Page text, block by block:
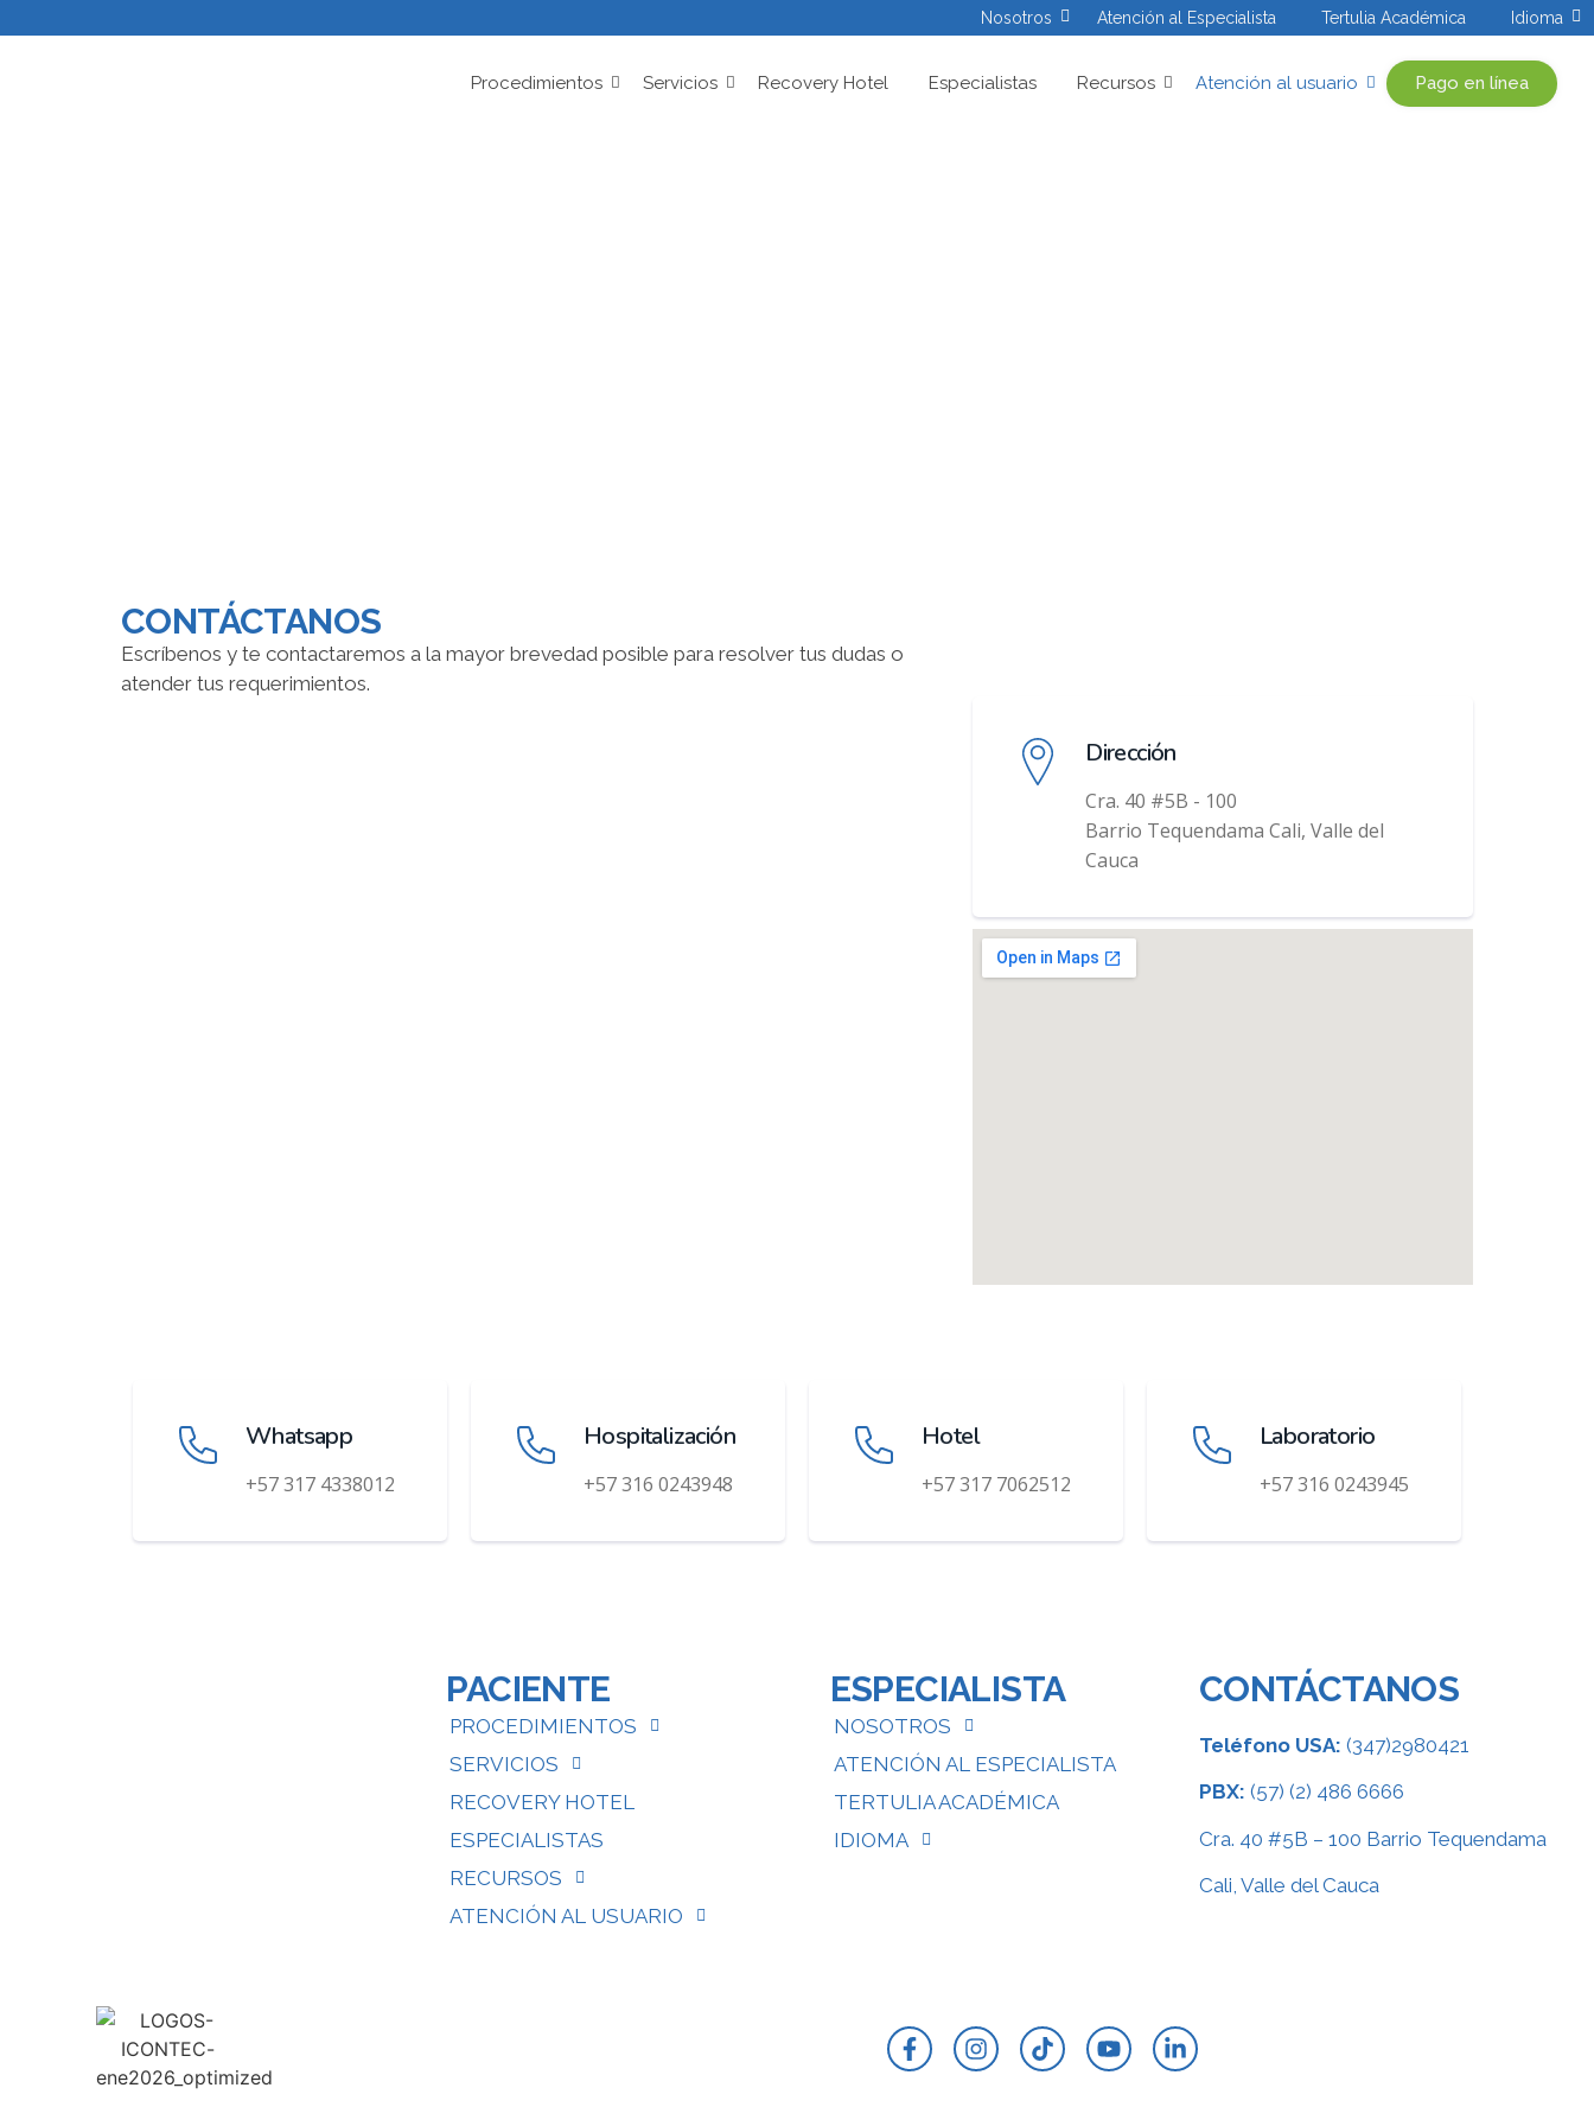
Nosotros Atención al Especialista Tertulia Académica Idioma
Procedimientos Servicios Recovery Hotel Especialistas Recursos Atención al usuario Pago en línea
CONTÁCTANOS
Escríbenos y te contactaremos a la mayor brevedad posible para resolver tus dudas o
atender tus requerimientos.
Dirección
Cra. 40 #5B - 100
Barrio Tequendama Cali, Valle del
Cauca
Whatsapp
+57 317 4338012
Hospitalización
+57 316 0243948
Hotel
+57 317 7062512
Laboratorio
+57 316 0243945
PACIENTE
PROCEDIMIENTOS
SERVICIOS
RECOVERY HOTEL
ESPECIALISTAS
RECURSOS
ATENCIÓN AL USUARIO
ESPECIALISTA
NOSOTROS
ATENCIÓN AL ESPECIALISTA
TERTULIA ACADÉMICA
IDIOMA
CONTÁCTANOS
Teléfono USA: (347)2980421
PBX: (57) (2) 486 6666
Cra. 40 #5B – 100 Barrio Tequendama
Cali, Valle del Cauca